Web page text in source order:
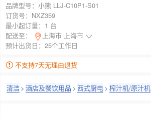
品牌型号： 小熊 LLJ-C10P1-S01
订货号： NXZ359
最小起订量： 1 台
配送至：
上海市 上海市
预计出货日：25个工作日
不支持7天无理由退货
清洁> 酒店及餐饮用品 > 西式厨电> 榨汁机/原汁机